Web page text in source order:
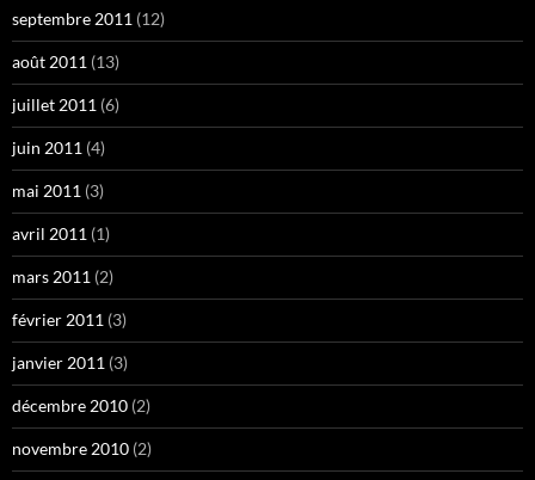
septembre 2011 (12)
août 2011 (13)
juillet 2011 (6)
juin 2011 (4)
mai 2011 (3)
avril 2011 (1)
mars 2011 (2)
février 2011 (3)
janvier 2011 (3)
décembre 2010 (2)
novembre 2010 (2)